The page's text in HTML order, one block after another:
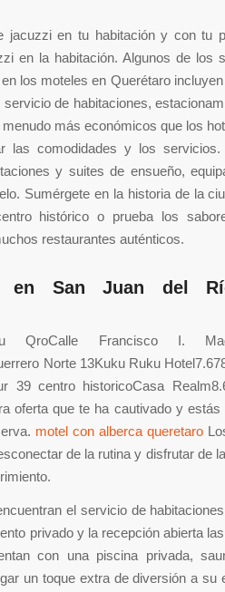
jacuzzi en tu habitación y con tu
en la habitación. Algunos de los
los moteles en Querétaro
de habitaciones,
más económicos que los
las comodidades y los
y suites de ensueño,
Sumérgete en la historia de la
histórico o prueba los
restaurantes auténticos.
en San Juan del
QroCalle Francisco I.
Norte 13Kuku Ruku
39 centro historicoCasa
oferta que te ha cautivado y
motel con alberca queretaro
de la rutina y disfrutar de
el servicio de
privado y la recepción abierta
con una piscina privada,
un toque extra de diversión a su